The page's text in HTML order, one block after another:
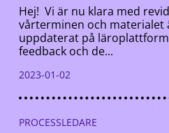
Hej! Vi är nu klara med
vårterminen och materialet
uppdaterat på
feedback och de...
2023-01-02
PROCESSLEDARE